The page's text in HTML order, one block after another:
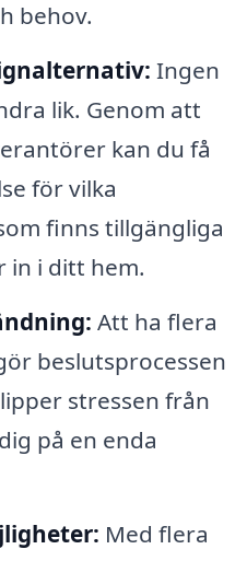
behov.
Ingen
lik. Genom att
kan du få
för vilka
finns tillgängliga
in i ditt hem.
Att ha flera
beslutsprocessen
stressen från
på en enda
Med flera